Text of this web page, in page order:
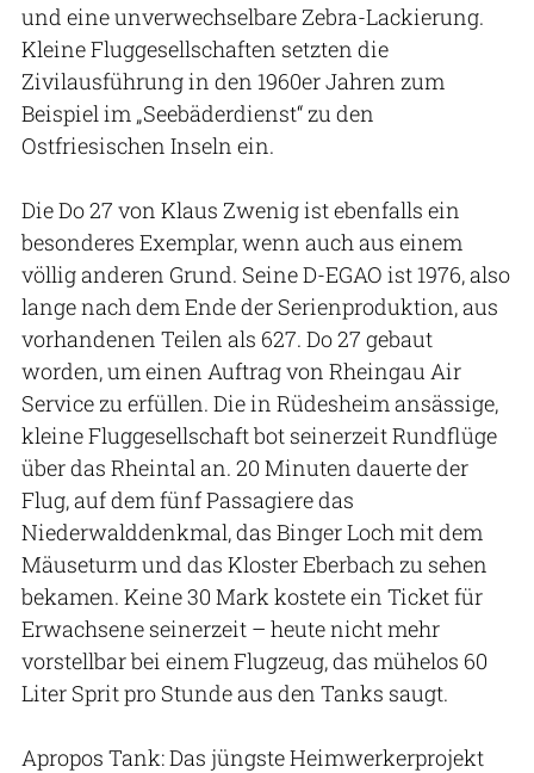
und eine unverwechselbare Zebra-Lackierung.
Kleine Fluggesellschaften setzten die
Zivilausführung in den 1960er Jahren zum
Beispiel im „Seebäderdienst“ zu den
Ostfriesischen Inseln ein.
Die Do 27 von Klaus Zwenig ist ebenfalls ein
besonderes Exemplar, wenn auch aus einem
völlig anderen Grund. Seine D-EGAO ist 1976, also
lange nach dem Ende der Serienproduktion, aus
vorhandenen Teilen als 627. Do 27 gebaut
worden, um einen Auftrag von Rheingau Air
Service zu erfüllen. Die in Rüdesheim ansässige,
kleine Fluggesellschaft bot seinerzeit Rundflüge
über das Rheintal an. 20 Minuten dauerte der
Flug, auf dem fünf Passagiere das
Niederwalddenkmal, das Binger Loch mit dem
Mäuseturm und das Kloster Eberbach zu sehen
bekamen. Keine 30 Mark kostete ein Ticket für
Erwachsene seinerzeit – heute nicht mehr
vorstellbar bei einem Flugzeug, das mühelos 60
Liter Sprit pro Stunde aus den Tanks saugt.
Apropos Tank: Das jüngste Heimwerkerprojekt